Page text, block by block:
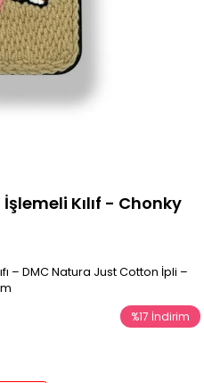
Kılıf - Chonky
– DMC Natura Just Cotton İpli –
%17 İndirim